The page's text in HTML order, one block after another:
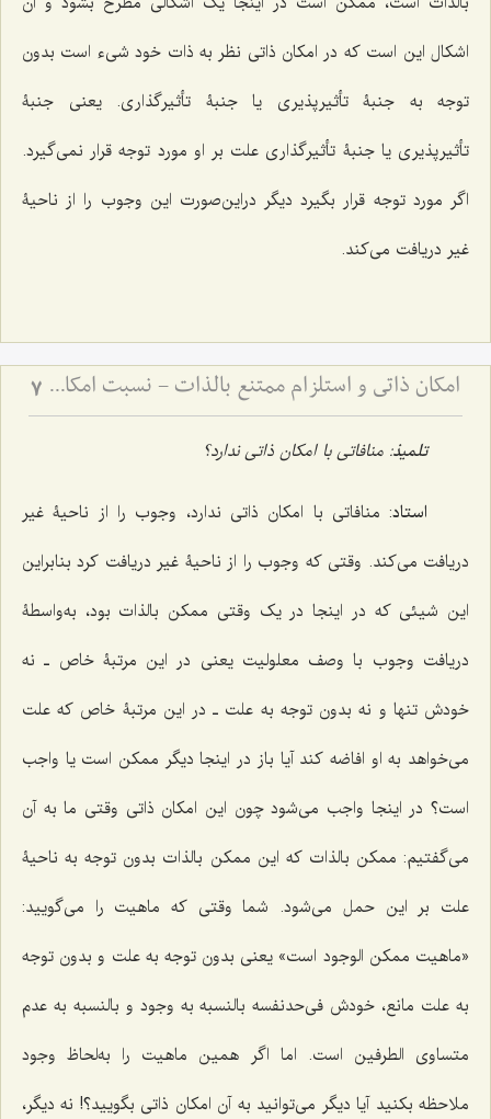
اشکال این است که در امکان ذاتى نظر به ذات خود شى‌ء است بدون
توجه به جنبۀ تأثیرپذیرى یا جنبۀ تأثیرگذارى. یعنى جنبۀ
تأثیرپذیرى یا جنبۀ تأثیرگذارى علت بر او مورد توجه قرار نمى‌گیرد.
اگر مورد توجه قرار بگیرد دیگر در‌این‌صورت این وجوب را از ناحیۀ
غیر دریافت مى‌کند.
امکان ذاتی و استلزام ممتنع بالذات - نسبت امکان با وجوب و امتناع در فلسفه اسلامی 7
تلمیذ: منافاتى با امکان ذاتى ندارد؟
استاد: منافاتى با امکان ذاتى ندارد، وجوب را از ناحیۀ غیر
دریافت مى‌کند. وقتى ‌که وجوب را از ناحیۀ غیر دریافت کرد بنابراین
این شیئى که در اینجا در یک‌ وقتی‌ ممکن بالذات بود، به‌واسطۀ
دریافت وجوب با وصف معلولیت یعنى در این مرتبۀ خاص ـ نه
خودش تنها و نه بدون توجه به علت ـ در این مرتبۀ خاص که علت
مى‌خواهد به او افاضه کند آیا باز در اینجا دیگر ممکن است یا واجب
است؟ در اینجا واجب مى‌شود چون این امکان ذاتى وقتى ما به آن
مى‌گفتیم: ممکن بالذات که این ممکن بالذات بدون توجه به ناحیۀ
علت بر این حمل مى‌شود. شما وقتى که ماهیت را مى‌گویید:
«ماهیت ممکن الوجود است» یعنى بدون توجه به علت و بدون توجه
به علت مانع، خودش فى‌حدنفسه بالنسبه به وجود و بالنسبه به عدم
متساوى الطرفین است. اما اگر همین ماهیت را به‌لحاظ وجود
ملاحظه بکنید آیا دیگر می‌توانید به آن امکان ذاتى بگویید؟! نه دیگر،